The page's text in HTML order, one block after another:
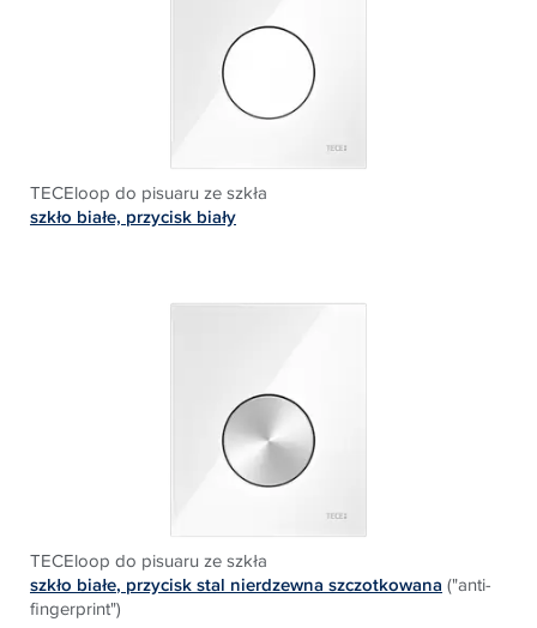
TECEloop do pisuaru ze szkła
szkło białe, przycisk biały
TECEloop do pisuaru ze szkła
szkło białe, przycisk stal nierdzewna szczotkowana ("anti-
fingerprint")